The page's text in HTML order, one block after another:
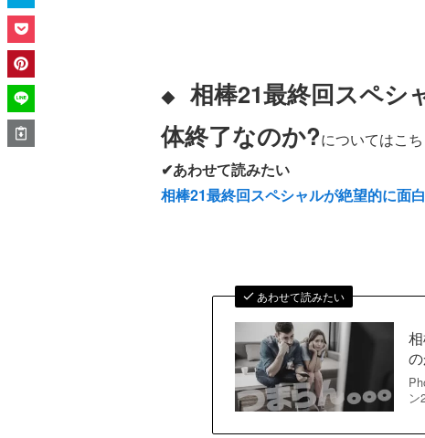
◆ 相棒21最終回スペシ
体終了なのか?についてはこ
✔あわせて読みたい
相棒21最終回スペシャルが絶望的に面
あわせて読みたい